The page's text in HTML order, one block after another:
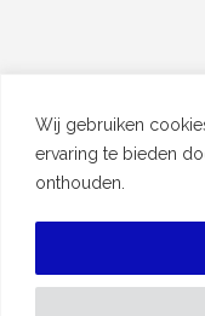
Wij gebruiken
ervaring te bieden
onthouden.